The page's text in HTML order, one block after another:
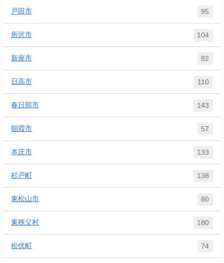
戸田市 95
所沢市 104
新座市 82
日高市 110
春日部市 143
朝霞市 57
本庄市 133
杉戸町 138
東松山市 80
東秩父村 180
松伏町 74